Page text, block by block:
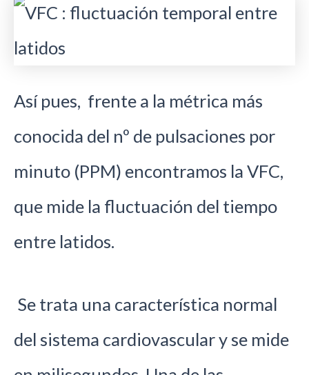
Así pues, frente a la métrica más
conocida del nº de pulsaciones por
minuto (PPM) encontramos la VFC,
que mide la fluctuación del tiempo
entre latidos.
Se trata una característica normal
del sistema cardiovascular y se mide